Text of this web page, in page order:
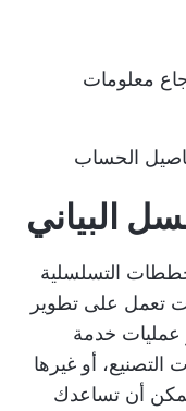
معلومات
الحساب
البياني
التسلسلية
تعمل على تطوير
عمليات خدمة
التصنيع، أو غيرها
أن تساعدك